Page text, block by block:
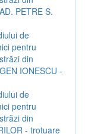
PETRE S.
de
pentru
din
IONESCU -
de
pentru
din
- trotuare